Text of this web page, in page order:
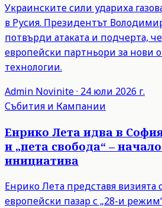
Украинските сили удариха
в Русия. Президентът
потвърди атаката и подчерта,
европейски партньори за нови
технологии.
Admin Novinite· 24 юли 2026 г.
Събития и Кампании
Енрико Лета идва в
и „пета свобода“ –
инициатива
Енрико Лета представя визията
европейски пазар с „28-и